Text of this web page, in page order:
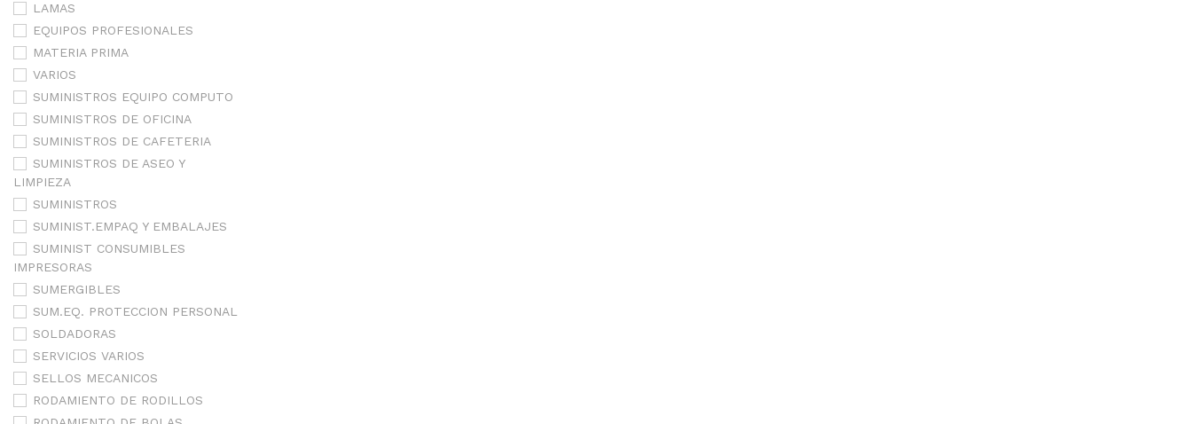
LAMAS
EQUIPOS PROFESIONALES
MATERIA PRIMA
VARIOS
SUMINISTROS EQUIPO COMPUTO
SUMINISTROS DE OFICINA
SUMINISTROS DE CAFETERIA
SUMINISTROS DE ASEO Y
LIMPIEZA
SUMINISTROS
SUMINIST.EMPAQ Y EMBALAJES
SUMINIST CONSUMIBLES
IMPRESORAS
SUMERGIBLES
SUM.EQ. PROTECCION PERSONAL
SOLDADORAS
SERVICIOS VARIOS
SELLOS MECANICOS
RODAMIENTO DE RODILLOS